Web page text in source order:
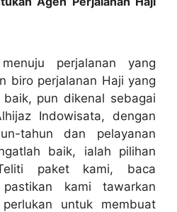
perjalanan yang
biro perjalanan Haji yang
pun dikenal sebagai
Indowisata, dengan
tahun dan pelayanan
baik, ialah pilihan
paket kami, baca
kami tawarkan
untuk membuat